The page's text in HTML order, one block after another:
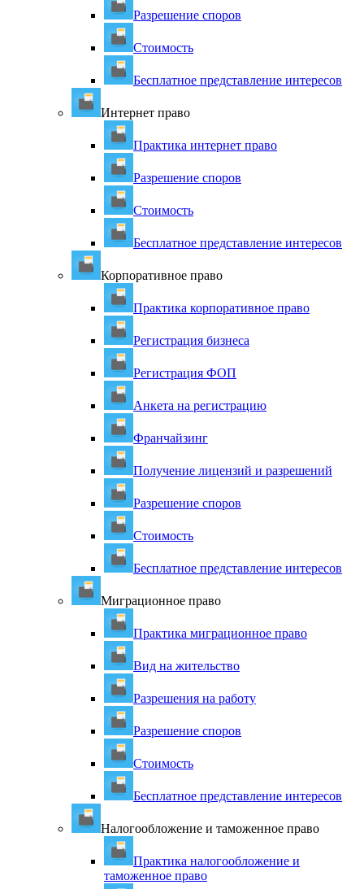
Разрешение споров
Стоимость
Бесплатное представление интересов
Интернет право
Практика интернет право
Разрешение споров
Стоимость
Бесплатное представление интересов
Корпоративное право
Практика корпоративное право
Регистрация бизнеса
Регистрация ФОП
Анкета на регистрацию
Франчайзинг
Получение лицензий и разрешений
Разрешение споров
Стоимость
Бесплатное представление интересов
Миграционное право
Практика миграционное право
Вид на жительство
Разрешения на работу
Разрешение споров
Стоимость
Бесплатное представление интересов
Налогообложение и таможенное право
Практика налогообложение и
таможенное право